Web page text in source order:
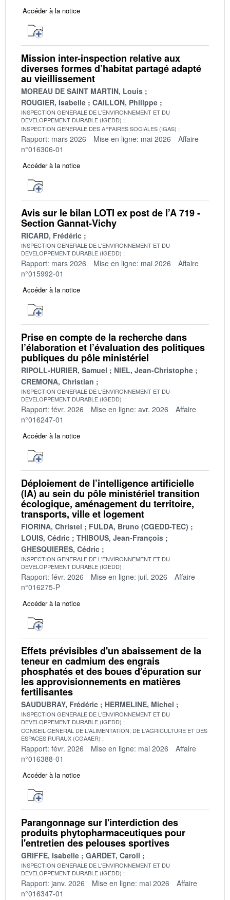
Accéder à la notice
Mission inter-inspection relative aux
diverses formes d’habitat partagé adapté
au vieillissement
MOREAU DE SAINT MARTIN, Louis
ROUGIER, Isabelle
CAILLON, Philippe
INSPECTION GENERALE DE L'ENVIRONNEMENT ET DU
DEVELOPPEMENT DURABLE (IGEDD)
INSPECTION GENERALE DES AFFAIRES SOCIALES (IGAS)
Rapport: mars 2026 Mise en ligne: mai 2026
Affaire
n°016306-01
Accéder à la notice
Avis sur le bilan LOTI ex post de l’A 719 -
Section Gannat-Vichy
RICARD, Frédéric
INSPECTION GENERALE DE L'ENVIRONNEMENT ET DU
DEVELOPPEMENT DURABLE (IGEDD)
Rapport: mars 2026 Mise en ligne: mai 2026
Affaire
n°015992-01
Accéder à la notice
Prise en compte de la recherche dans
l’élaboration et l’évaluation des politiques
publiques du pôle ministériel
RIPOLL-HURIER, Samuel
NIEL, Jean-Christophe
CREMONA, Christian
INSPECTION GENERALE DE L'ENVIRONNEMENT ET DU
DEVELOPPEMENT DURABLE (IGEDD)
Rapport: févr. 2026 Mise en ligne: avr. 2026
Affaire
n°016247-01
Accéder à la notice
Déploiement de l’intelligence artificielle
(IA) au sein du pôle ministériel transition
écologique, aménagement du territoire,
transports, ville et logement
FIORINA, Christel
FULDA, Bruno (CGEDD-TEC)
LOUIS, Cédric
THIBOUS, Jean-François
GHESQUIERES, Cédric
INSPECTION GENERALE DE L'ENVIRONNEMENT ET DU
DEVELOPPEMENT DURABLE (IGEDD)
Rapport: févr. 2026 Mise en ligne: juil. 2026
Affaire
n°016275-P
Accéder à la notice
Effets prévisibles d'un abaissement de la
teneur en cadmium des engrais
phosphatés et des boues d'épuration sur
les approvisionnements en matières
fertilisantes
SAUDUBRAY, Frédéric HERMELINE, Michel
INSPECTION GENERALE DE L'ENVIRONNEMENT ET DU
DEVELOPPEMENT DURABLE (IGEDD)
CONSEIL GENERAL DE L'ALIMENTATION, DE L'AGRICULTURE ET DES
ESPACES RURAUX (CGAAER)
Rapport: févr. 2026 Mise en ligne: mai 2026
Affaire
n°016388-01
Accéder à la notice
Parangonnage sur l'interdiction des
produits phytopharmaceutiques pour
l'entretien des pelouses sportives
GRIFFE, Isabelle GARDET, Caroll
INSPECTION GENERALE DE L'ENVIRONNEMENT ET DU
DEVELOPPEMENT DURABLE (IGEDD)
Rapport: janv. 2026 Mise en ligne: mai 2026
Affaire
n°016347-01